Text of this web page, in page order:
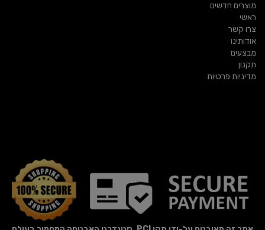
מוצרים חדשים
ראשי
צרו קשר
אודותינו
מבצעים
תקנון
מדיניות פרטיות